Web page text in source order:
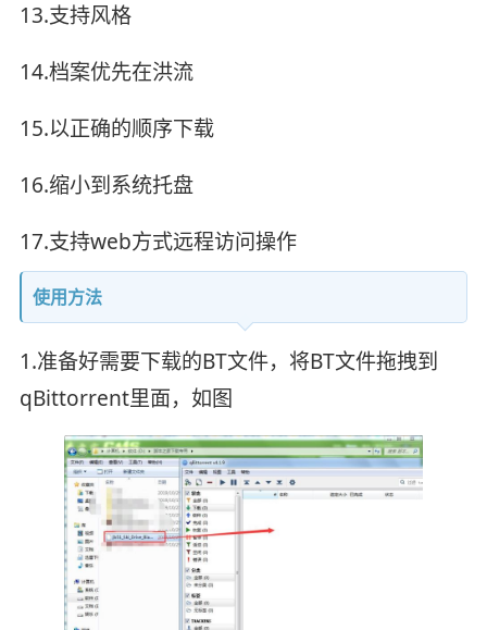
13.支持风格
14.档案优先在洪流
15.以正确的顺序下载
16.缩小到系统托盘
17.支持web方式远程访问操作
使用方法
1.准备好需要下载的BT文件，将BT文件拖拽到
qBittorrent里面，如图